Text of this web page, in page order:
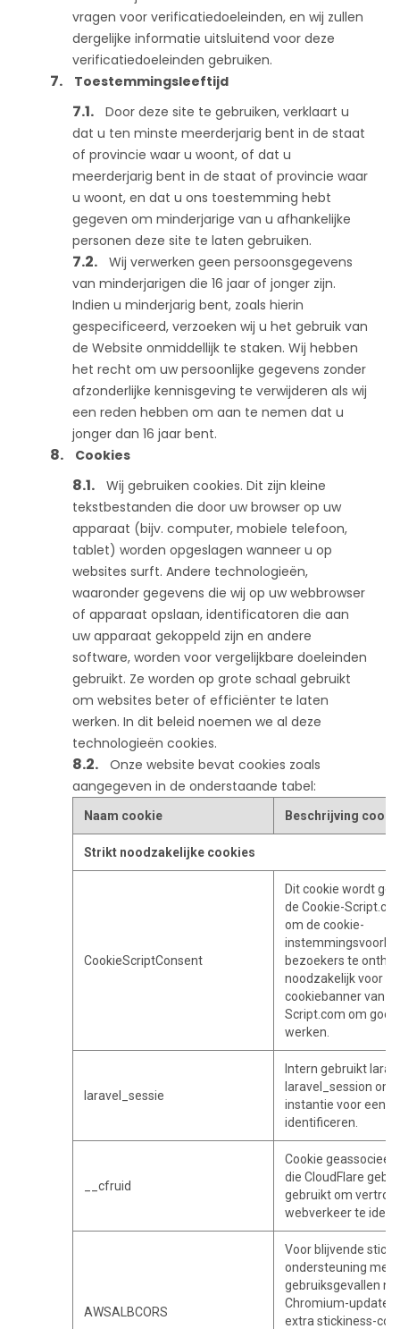
vragen voor verificatiedoeleinden, en wij zullen
dergelijke informatie uitsluitend voor deze
verificatiedoeleinden gebruiken.
Toestemmingsleeftijd
Door deze site te gebruiken, verklaart u
dat u ten minste meerderjarig bent in de staat
of provincie waar u woont, of dat u
meerderjarig bent in de staat of provincie waar
u woont, en dat u ons toestemming hebt
gegeven om minderjarige van u afhankelijke
personen deze site te laten gebruiken.
Wij verwerken geen persoonsgegevens
van minderjarigen die 16 jaar of jonger zijn.
Indien u minderjarig bent, zoals hierin
gespecificeerd, verzoeken wij u het gebruik van
de Website onmiddellijk te staken. Wij hebben
het recht om uw persoonlijke gegevens zonder
afzonderlijke kennisgeving te verwijderen als wij
een reden hebben om aan te nemen dat u
jonger dan 16 jaar bent.
Cookies
Wij gebruiken cookies. Dit zijn kleine
tekstbestanden die door uw browser op uw
apparaat (bijv. computer, mobiele telefoon,
tablet) worden opgeslagen wanneer u op
websites surft. Andere technologieën,
waaronder gegevens die wij op uw webbrowser
of apparaat opslaan, identificatoren die aan
uw apparaat gekoppeld zijn en andere
software, worden voor vergelijkbare doeleinden
gebruikt. Ze worden op grote schaal gebruikt
om websites beter of efficiënter te laten
werken. In dit beleid noemen we al deze
technologieën cookies.
Onze website bevat cookies zoals
aangegeven in de onderstaande tabel:
Naam cookie Beschrijving
Strikt noodzakelijke cookies
CookieScriptConsent
Dit cookie wordt
de Cookie-
om de cookie-
bezoekers te
noodzakelijk voor de
cookiebanner van
Script.com om
werken.
laravel_sessie
Intern gebruikt
laravel_session om
instantie voor een
identificeren.
__cfruid
Cookie
die CloudFlare
gebruikt om
webverkeer te
AWSALBCORS
Voor blijvende
ondersteuning met
gebruiksgevallen na
Chromium-update,
extra stickiness-